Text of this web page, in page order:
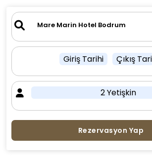
Giriş Tarihi Çıkış
2 Yetişkin
Rezervasyon Yap